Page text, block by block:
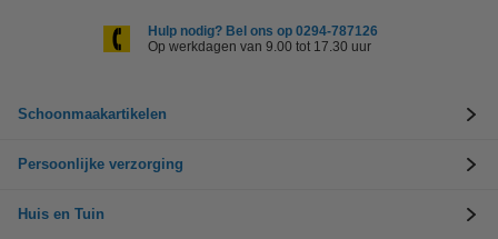
Hulp nodig? Bel ons op 0294-787126
Op werkdagen van 9.00 tot 17.30 uur
Schoonmaakartikelen
Persoonlijke verzorging
Huis en Tuin